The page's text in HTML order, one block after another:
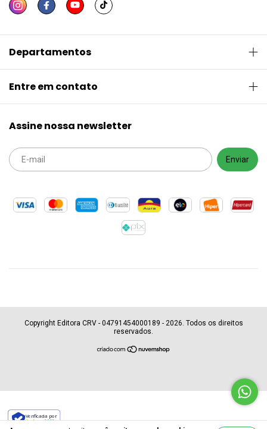
Departamentos
Entre em contato
Assine nossa newsletter
Verificada por
Copyright Editora CRV - 04791454000189 - 2026. Todos os direitos
reservados.